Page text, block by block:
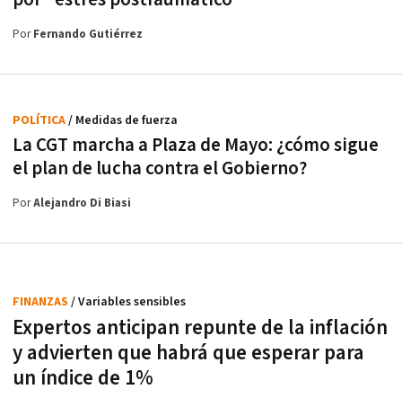
PorFernando Gutiérrez
La CGT marcha a Plaza de Mayo: ¿cómo sigue
el plan de lucha contra el Gobierno?
POLÍTICA/ Medidas de fuerza
PorAlejandro Di Biasi
Expertos anticipan repunte de la inflación
y advierten que habrá que esperar para
un índice de 1%
FINANZAS / Variables sensibles